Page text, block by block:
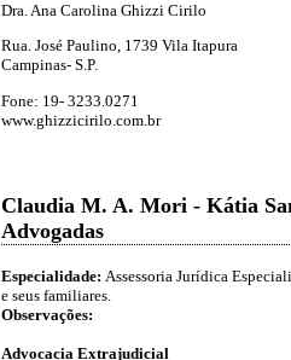
Dra. Ana Carolina Ghizzi Cirilo
Rua. José Paulino, 1739 Vila Itapura
Campinas- S.P.
Fone: 19- 3233.0271
www.ghizzicirilo.com.br
Claudia M. A. Mori - Kátia
Advogadas
Especialidade: Assessoria Jurídica
e seus familiares.
Observações:
Advocacia Extrajudicial